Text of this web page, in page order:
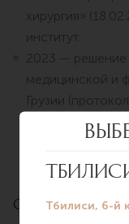
хирургия»
институт.
2023 — решение
медицинской и
Грузии
деятельность
Опыт работы